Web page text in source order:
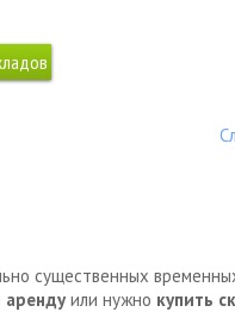
существенных
аренду или нужно купить